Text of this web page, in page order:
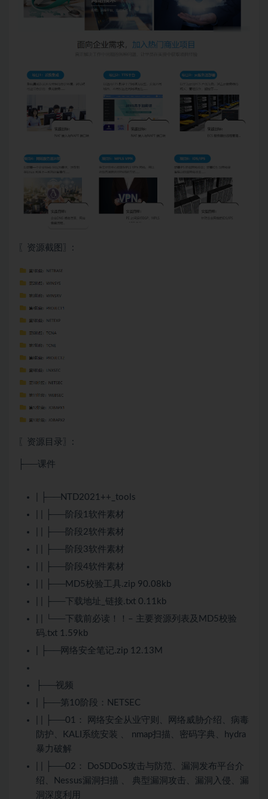
〖资源截图〗:
〖资源目录〗:
├──课件
| ├──NTD2021++_tools
| | ├──阶段1软件素材
| | ├──阶段2软件素材
| | ├──阶段3软件素材
| | ├──阶段4软件素材
| | ├──MD5校验工具.zip 90.08kb
| | ├──下载地址_链接.txt 0.11kb
| | └──下载前必读！！– 主要资源列表及MD5校验
码.txt 1.59kb
| ├──网络安全笔记.zip 12.13M
├──视频
| ├──第10阶段：NETSEC
| | ├──01： 网络安全从业守则、网络威胁介绍、病毒
防护、KALI系统安装 、 nmap扫描、密码字典、hydra
暴力破解
| | ├──02： DoSDDoS攻击与防范、漏洞发布平台介
绍、Nessus漏洞扫描 、 典型漏洞攻击、漏洞入侵、漏
洞深度利用